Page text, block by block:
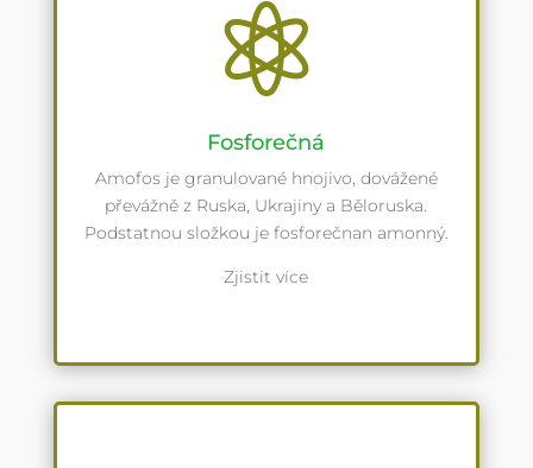

Fosforečná
Amofos je granulované hnojivo, dovážené
převážně z Ruska, Ukrajiny a Běloruska.
Podstatnou složkou je fosforečnan amonný.
Zjistit více